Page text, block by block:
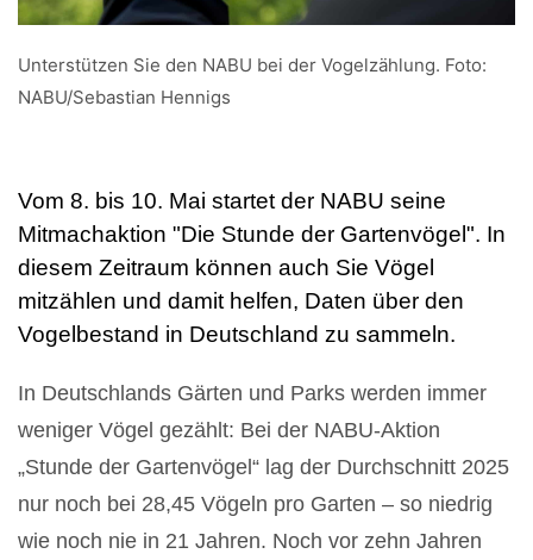
Unterstützen Sie den NABU bei der Vogelzählung. Foto:
NABU/Sebastian Hennigs
Vom 8. bis 10. Mai startet der NABU seine
Mitmachaktion "Die Stunde der Gartenvögel". In
diesem Zeitraum können auch Sie Vögel
mitzählen und damit helfen, Daten über den
Vogelbestand in Deutschland zu sammeln.
In Deutschlands Gärten und Parks werden immer
weniger Vögel gezählt: Bei der NABU-Aktion
„Stunde der Gartenvögel“ lag der Durchschnitt 2025
nur noch bei 28,45 Vögeln pro Garten – so niedrig
wie noch nie in 21 Jahren. Noch vor zehn Jahren